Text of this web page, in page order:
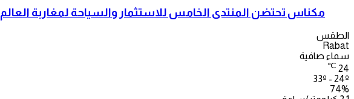
مكناس تحتضن المنتدى الخامس للاستثمار والسياحة لمغاربة العالم
الطقس
Rabat
سماء صافية
24
℃
33º - 24º
74%